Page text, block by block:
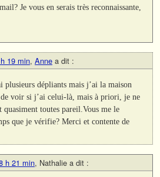
Je vous en serais très reconnaissante,
19 min, Anne a dit :
plusieurs dépliants mais j’ai la maison
voir si j’ai celui-là, mais à priori, je ne
quasiment toutes pareil.Vous me le
que je vérifie? Merci et contente de
h 21 min, Nathalie a dit :